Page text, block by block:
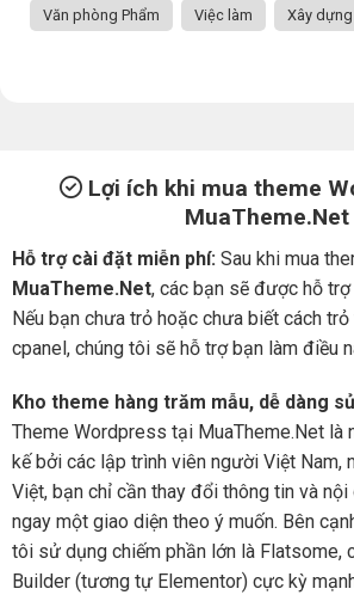
Văn phòng Phẩm Việc làm Xây dựng
Lợi ích khi mua theme
MuaTheme.Net
Hỗ trợ cài đặt miễn phí: Sau khi mua
MuaTheme.Net, các bạn sẽ được hỗ
Nếu bạn chưa trỏ hoặc chưa biết cách
cpanel, chúng tôi sẽ hỗ trợ bạn làm điều
Kho theme hàng trăm mẫu, dễ dàng
Theme Wordpress tại MuaTheme.Net là
kế bởi các lập trình viên người Việt Nam,
Việt, bạn chỉ cần thay đổi thông tin và
ngay một giao diện theo ý muốn. Bên
tôi sử dụng chiếm phần lớn là Flatsome,
Builder (tương tự Elementor) cực kỳ